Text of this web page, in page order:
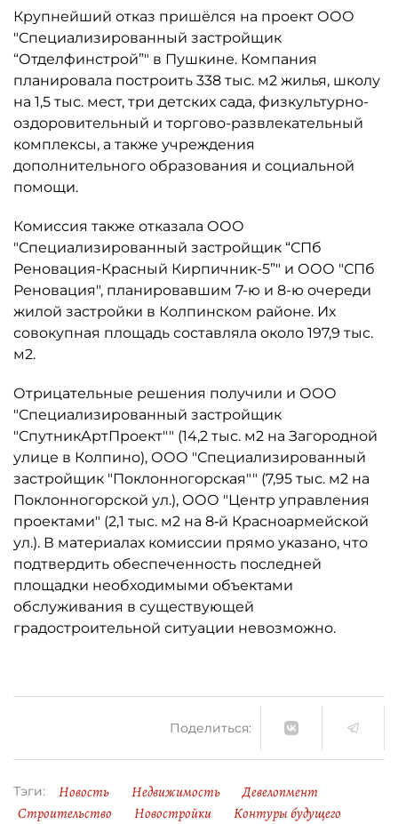
Крупнейший отказ пришёлся на проект ООО
"Специализированный застройщик
“Отделфинстрой”" в Пушкине. Компания
планировала построить 338 тыс. м2 жилья, школу
на 1,5 тыс. мест, три детских сада, физкультурно-
оздоровительный и торгово-развлекательный
комплексы, а также учреждения
дополнительного образования и социальной
помощи.
Комиссия также отказала ООО
"Специализированный застройщик “СПб
Реновация-Красный Кирпичник-5”" и ООО "СПб
Реновация", планировавшим 7-ю и 8-ю очереди
жилой застройки в Колпинском районе. Их
совокупная площадь составляла около 197,9 тыс.
м2.
Отрицательные решения получили и ООО
"Специализированный застройщик
"СпутникАртПроект"" (14,2 тыс. м2 на Загородной
улице в Колпино), ООО "Специализированный
застройщик "Поклонногорская"" (7,95 тыс. м2 на
Поклонногорской ул.), ООО "Центр управления
проектами" (2,1 тыс. м2 на 8‑й Красноармейской
ул.). В материалах комиссии прямо указано, что
подтвердить обеспеченность последней
площадки необходимыми объектами
обслуживания в существующей
градостроительной ситуации невозможно.
Поделиться:
Тэги: Новость Недвижимость
Девелопмент
Строительство
Новостройки
Контуры будущего